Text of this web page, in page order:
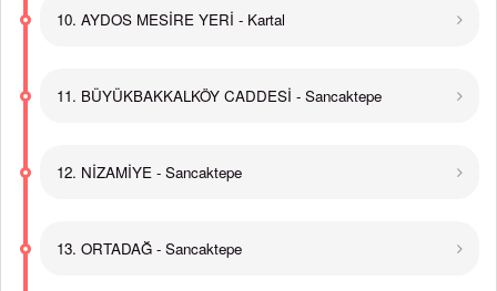
10. AYDOS MESİRE YERİ - Kartal
11. BÜYÜKBAKKALKÖY CADDESİ - Sancaktepe
12. NİZAMİYE - Sancaktepe
13. ORTADAĞ - Sancaktepe